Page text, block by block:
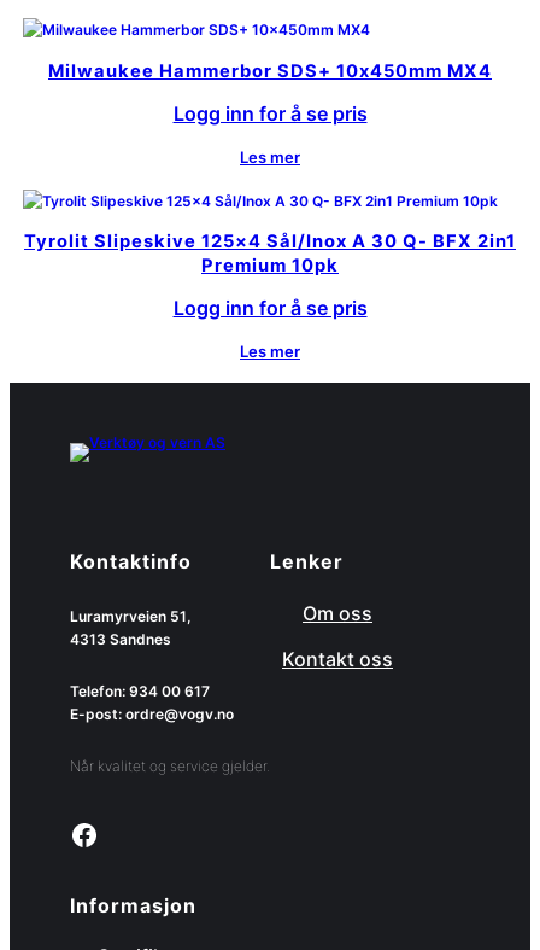
Milwaukee Hammerbor SDS+ 10x450mm MX4
Logg inn for å se pris
Les mer
Tyrolit Slipeskive 125×4 Sål/Inox A 30 Q- BFX 2in1
Premium 10pk
Logg inn for å se pris
Les mer
Kontaktinfo
Luramyrveien 51,
4313 Sandnes
Telefon: 934 00 617
E-post: ordre@vogv.no
Når kvalitet og service gjelder.
Link to facebook page
Lenker
Om oss
Kontakt oss
Informasjon